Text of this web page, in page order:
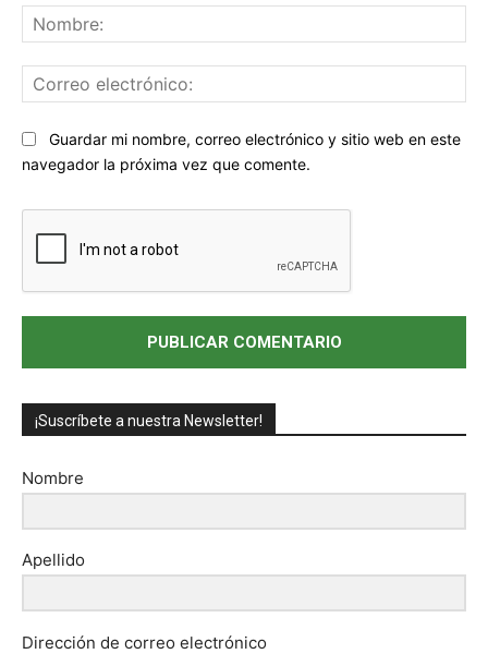
Sitio
web:
Guardar mi nombre, correo electrónico y sitio web en este
navegador la próxima vez que comente.
¡Suscríbete a nuestra Newsletter!
Nombre
Apellido
Dirección de correo electrónico